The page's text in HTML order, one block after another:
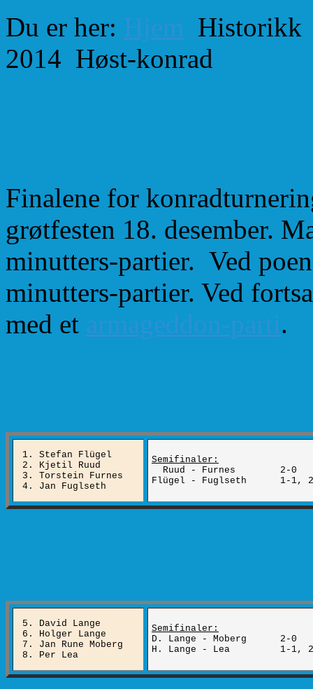
Du er her: Hjem Historikk
2014 Høst-konrad
Finalene for
grøtfesten 18. desember.
minutters-partier. Ved
minutters-partier. Ved
med et armageddon-parti.
1. Stefan Flügel
2. Kjetil Ruud
3. Torstein Furnes
4. Jan Fuglseth
Semifinaler:
Ruud - Furnes 2-0
Flügel - Fuglseth 1-1,
5. David Lange
6. Holger Lange
7. Jan Rune Moberg
8. Per Lea
Semifinaler:
D. Lange - Moberg 2-0
H. Lange - Lea 1-1,